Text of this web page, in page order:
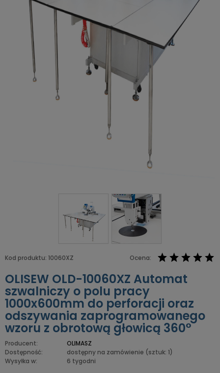
Ocena:
Kod produktu: 10060XZ
OLISEW OLD-10060XZ Automat
szwalniczy o polu pracy
1000x600mm do perforacji oraz
odszywania zaprogramowanego
wzoru z obrotową głowicą 360°
Producent:
OLIMASZ
Dostępność:
dostępny na zamówienie (sztuk: 1)
Wysyłka w:
6 tygodni